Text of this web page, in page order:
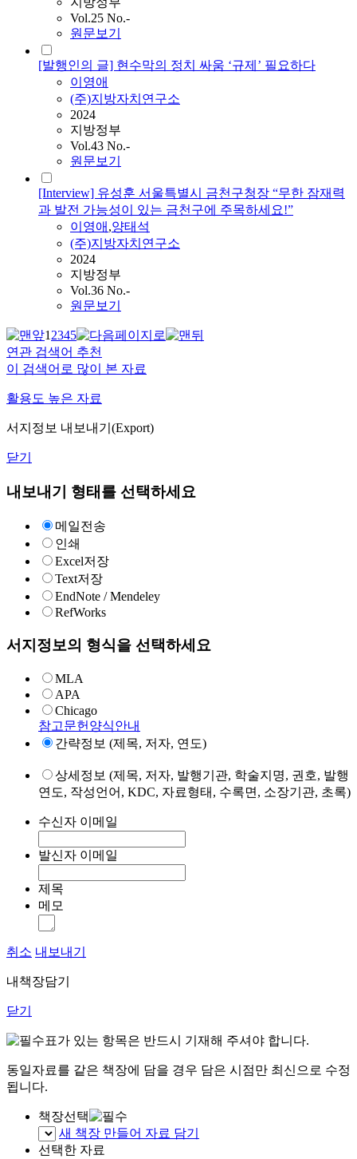
Vol.25 No.-
원문보기
[발행인의 글] 현수막의 정치 싸움 ‘규제’ 필요하다
이영애
(주)지방자치연구소
2024
지방정부
Vol.43 No.-
원문보기
[Interview] 유성훈 서울특별시 금천구청장 “무한 잠재력
과 발전 가능성이 있는 금천구에 주목하세요!”
이영애 ,양태석
(주)지방자치연구소
2024
지방정부
Vol.36 No.-
원문보기
12345
연관 검색어 추천
이 검색어로 많이 본 자료
활용도 높은 자료
서지정보 내보내기(Export)
닫기
내보내기 형태를 선택하세요
메일전송
인쇄
Excel저장
Text저장
EndNote / Mendeley
RefWorks
서지정보의 형식을 선택하세요
MLA
APA
Chicago
참고문헌양식안내
간략정보 (제목, 저자, 연도)
상세정보 (제목, 저자, 발행기관, 학술지명, 권호, 발행
연도, 작성언어, KDC, 자료형태, 수록면, 소장기관, 초록)
수신자 이메일
발신자 이메일
제목
메모
취소 내보내기
내책장담기
닫기
표가 있는 항목은 반드시 기재해 주셔야 합니다.
동일자료를 같은 책장에 담을 경우 담은 시점만 최신으로 수정
됩니다.
책장선택
새 책장 만들어 자료 담기
선택한 자료